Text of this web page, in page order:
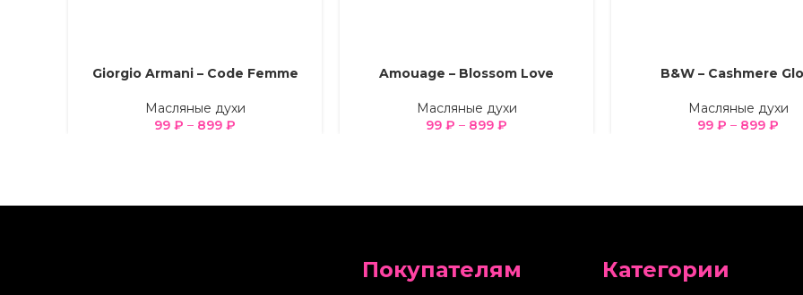
ВЫБЕРИТЕ ПАРАМЕТРЫ
Giorgio Armani – Code Femme
Масляные духи
99 ₽ – 899 ₽
ВЫБЕРИТЕ ПАРАМЕТРЫ
Amouage – Blossom Love
Масляные духи
99 ₽ – 899 ₽
ВЫБЕРИТЕ ПАРАМЕТРЫ
B&W – Cashmere
Масляные духи
99 ₽ – 899 ₽
Покупателям Категории